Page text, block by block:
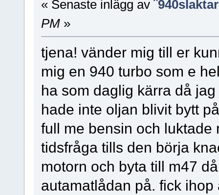
« Senaste inlägg av
PM»
tjena! vänder mig till er
mig en 940 turbo som e
ha som daglig kärra då
hade inte oljan blivit bytt
full me bensin och luktade
tidsfråga tills den börja
motorn och byta till m47
autamatlådan på. fick